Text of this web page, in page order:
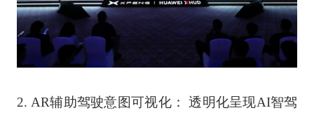
2. AR辅助驾驶意图可视化： 透明化呈现AI智驾